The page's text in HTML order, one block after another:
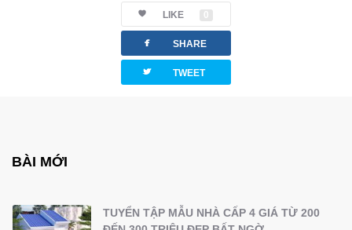
LIKE 0
facebook SHARE
twitterbird TWEET
BÀI MỚI
TUYỂN TẬP MẪU NHÀ CẤP 4 GIÁ TỪ 200